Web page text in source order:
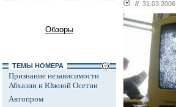
Обзоры
ТЕМЫ НОМЕРА
Признание независимости
Абхазии и Южной Осетии
Автопром
// 31.03.2006